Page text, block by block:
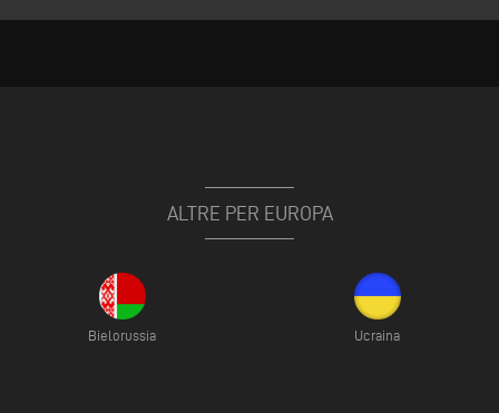
ALTRE PER EUROPA
Bielorussia Ucraina